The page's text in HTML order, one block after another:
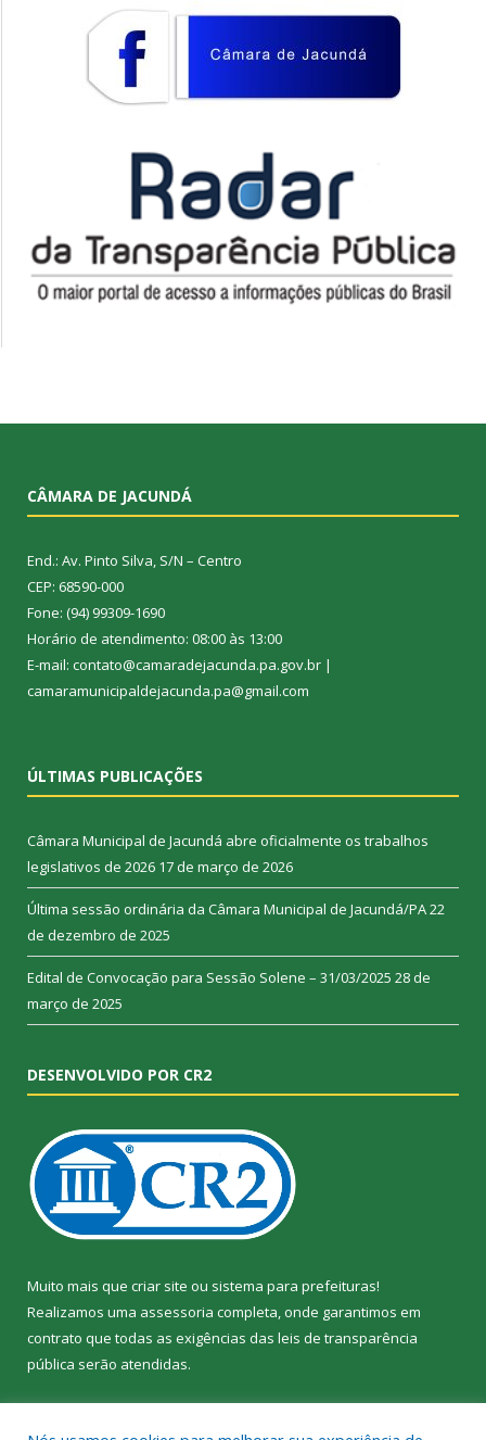
CÂMARA DE JACUNDÁ
End.: Av. Pinto Silva, S/N – Centro
CEP: 68590-000
Fone: (94) 99309-1690
Horário de atendimento: 08:00 às 13:00
E-mail: contato@camaradejacunda.pa.gov.br |
camaramunicipaldejacunda.pa@gmail.com
ÚLTIMAS PUBLICAÇÕES
Câmara Municipal de Jacundá abre oficialmente os trabalhos
legislativos de 2026 17 de março de 2026
Última sessão ordinária da Câmara Municipal de Jacundá/PA22
de dezembro de 2025
Edital de Convocação para Sessão Solene – 31/03/2025 28 de
março de 2025
DESENVOLVIDO POR CR2
Muito mais que criar site ou sistema para prefeituras!
Realizamos uma assessoria completa, onde garantimos em
contrato que todas as exigências das leis de transparência
pública serão atendidas.